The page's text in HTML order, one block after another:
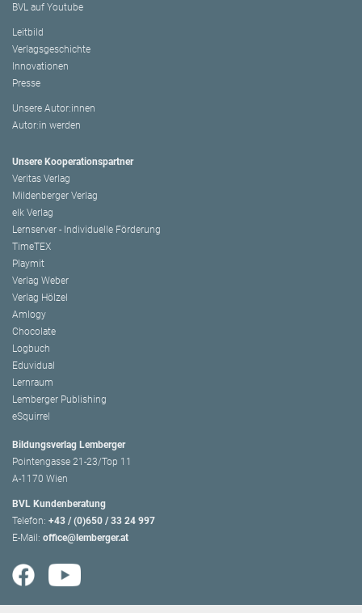
BVL auf Youtube
Leitbild
Verlagsgeschichte
Innovationen
Presse
Unsere Autor:innen
Autor:in werden
Unsere Kooperationspartner
Veritas Verlag
Mildenberger Verlag
elk Verlag
Lernserver - Individuelle Förderung
TimeTEX
Playmit
Verlag Weber
Verlag Hölzel
Amlogy
Chocolate
Logbuch
Eduvidual
Lernraum
Lemberger Publishing
eSquirrel
Bildungsverlag Lemberger
Pointengasse 21-23/Top 11
A-1170 Wien
BVL Kundenberatung
Telefon: +43 / (0)650 / 33 24 997
E-Mail: office@lemberger.at